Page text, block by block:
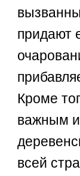
придают
Кроме
важным
всей